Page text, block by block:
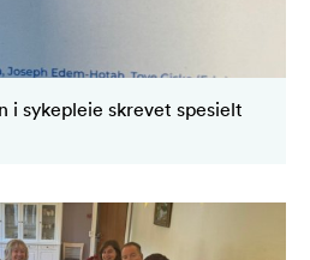
i sykepleie skrevet spesielt